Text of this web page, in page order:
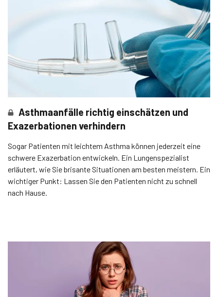
Asthmaanfälle richtig einschätzen und
Exazerbationen verhindern
Sogar Patienten mit leichtem Asthma können jederzeit eine
schwere Exazerbation entwickeln. Ein Lungenspezialist
erläutert, wie Sie brisante Situationen am besten meistern. Ein
wichtiger Punkt: Lassen Sie den Patienten nicht zu schnell
nach Hause.